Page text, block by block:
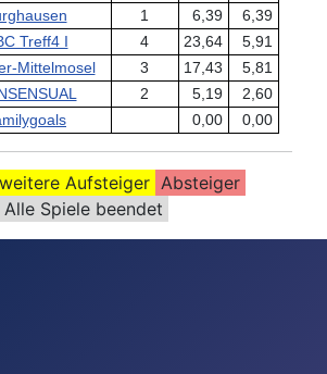
1 6,39
6,39
Treff4 I 4 23,64
5,91
Mittelmosel 3 17,43
5,81
2 5,19
2,60
0,00 0,00
weitere Aufsteiger Absteiger
Alle Spiele beendet